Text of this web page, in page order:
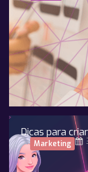
Dicas para
Marketing